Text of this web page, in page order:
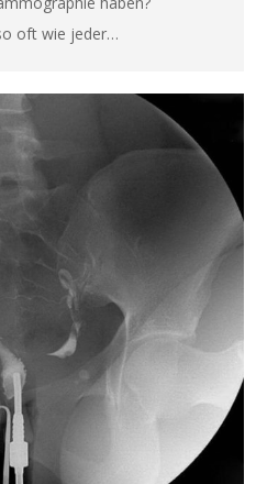
​​oft wie jeder…